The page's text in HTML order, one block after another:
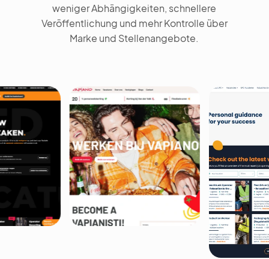
weniger Abhängigkeiten, schnellere
Veröffentlichung und mehr Kontrolle über
Marke und Stellenangebote.